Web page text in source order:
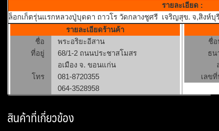
รายละเอียด :
ล็อกเก็ตรุ่นแรกหลวงปู่บุดดา ถาวโร วัดกลางชูศรี เจริญสุข. จ,สิงห์
รายละเอียดร้านค้า
ชื่อ
พระอริยะอีสาน
ที่อยู่
68/1-2 ถนนประชาสโมสร
อเมือง จ. ขอนแก่น
โทร
081-8720355
064-3528958
ชื่
ธน
เลข
สินค้าที่เกี่ยวข้อง